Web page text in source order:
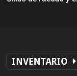
INVENTARIO